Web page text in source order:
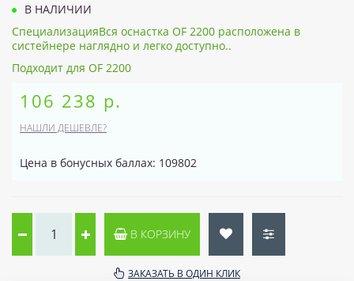
В НАЛИЧИИ
СпециализацияВся оснастка OF 2200 расположена в
систейнере наглядно и легко доступно..
Подходит для OF 2200
106 238 р.
НАШЛИ ДЕШЕВЛЕ?
Цена в бонусных баллах: 109802
В КОРЗИНУ
ЗАКАЗАТЬ В ОДИН КЛИК